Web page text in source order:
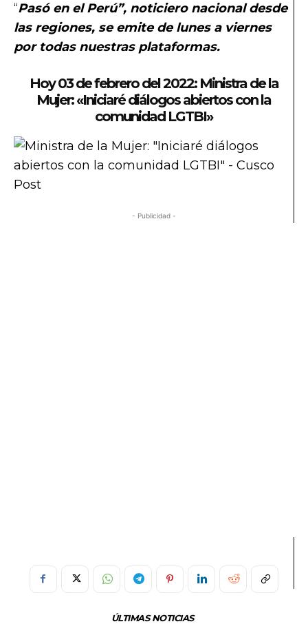
“Pasó en el Perú”, noticiero nacional desde
las regiones, se emite de lunes a viernes
por todas nuestras plataformas.
Hoy 03 de febrero del 2022: Ministra de la
Mujer: «Iniciaré diálogos abiertos con la
comunidad LGTBI»
- Publicidad -
ÚLTIMAS NOTICIAS